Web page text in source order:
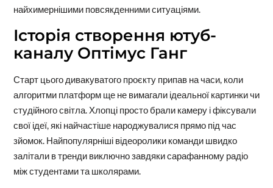
найхимернішими повсякденними ситуаціями.
Історія створення ютуб-
каналу Оптімус Ганг
Старт цього дивакуватого проєкту припав на часи, коли
алгоритми платформ ще не вимагали ідеальної картинки чи
студійного світла. Хлопці просто брали камеру і фіксували
свої ідеї, які найчастіше народжувалися прямо під час
зйомок. Найпопулярніші відеоролики команди швидко
залітали в тренди виключно завдяки сарафанному радіо
між студентами та школярами.